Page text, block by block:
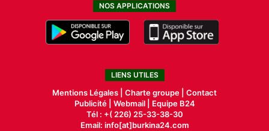
NOS APPLICATIONS
LIENS UTILES
Mentions Légales | Charte groupe | Contact
Publicité| Webmail |
Equipe B24
Tél : +( 226) 25-33-38-30
Email: info[at]burkina24.com